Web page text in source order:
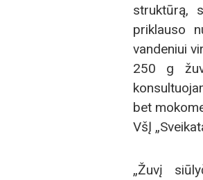
struktūrą,
priklauso
vandeniui
250 g
bet
VšĮ
„Žuvį